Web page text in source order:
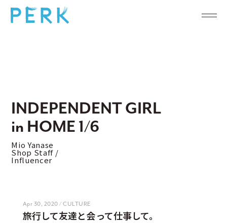
INDEPENDENT GIRL
in HOME 1/6
Mio Yanase
Shop Staff /
Influencer
Apr 30, 2020 / CULTURE
旅行して友達と会って仕事して。